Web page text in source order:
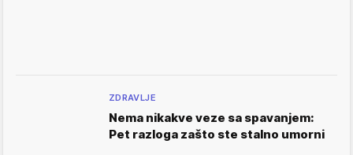
ZDRAVLJE
Nema nikakve veze sa spavanjem:
Pet razloga zašto ste stalno umorni